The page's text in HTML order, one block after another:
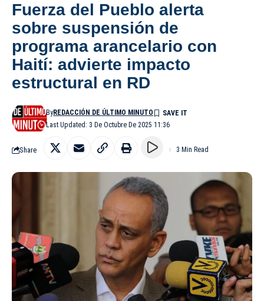
Fuerza del Pueblo alerta
sobre suspensión de
programa arancelario con
Haití: advierte impacto
estructural en RD
Last Updated: 3 De Octubre De 2025 11:36
ByREDACCIÓN DE ÚLTIMO MINUTO
Share 3 Min Read